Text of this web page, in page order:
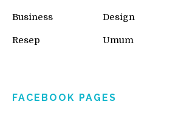
Business Design
Resep Umum
FACEBOOK PAGES